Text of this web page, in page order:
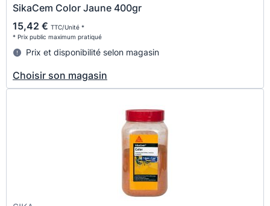
SikaCem Color Jaune 400gr
15,42 € TTC/Unité *
* Prix public maximum pratiqué
Prix et disponibilité selon magasin
Choisir son magasin